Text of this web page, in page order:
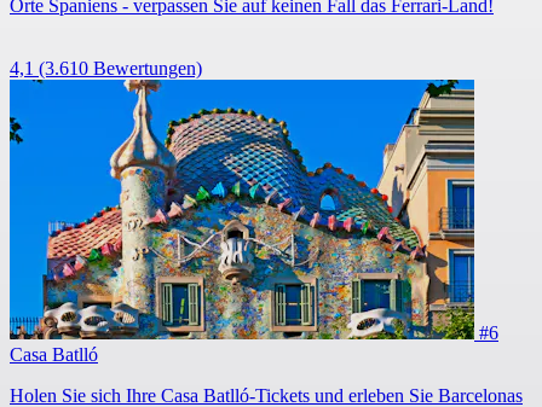
Orte Spaniens - verpassen Sie auf keinen Fall das Ferrari-Land!
4,1 (3.610 Bewertungen)
#6
Casa Batlló
Holen Sie sich Ihre Casa Batlló-Tickets und erleben Sie Barcelonas